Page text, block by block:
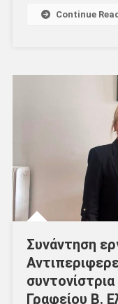
Continue
Συνάντηση
Γραφείου Β.